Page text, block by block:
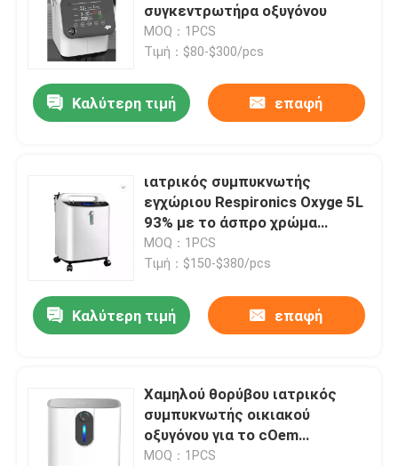
συγκεντρωτήρα οξυγόνου
MOQ：1PCS
Τιμή：$80-$300/pcs
Καλύτερη τιμή επαφή
ιατρικός συμπυκνωτής
εγχώριου Respironics Oxyge 5L
93% με το άσπρο χρώμα
συναγερμών αγνότητας
MOQ：1PCS
Τιμή：$150-$380/pcs
Καλύτερη τιμή επαφή
Χαμηλού θορύβου ιατρικός
συμπυκνωτής οικιακού
οξυγόνου για το cOem
υποστήριξης παιδιών
MOQ：1PCS